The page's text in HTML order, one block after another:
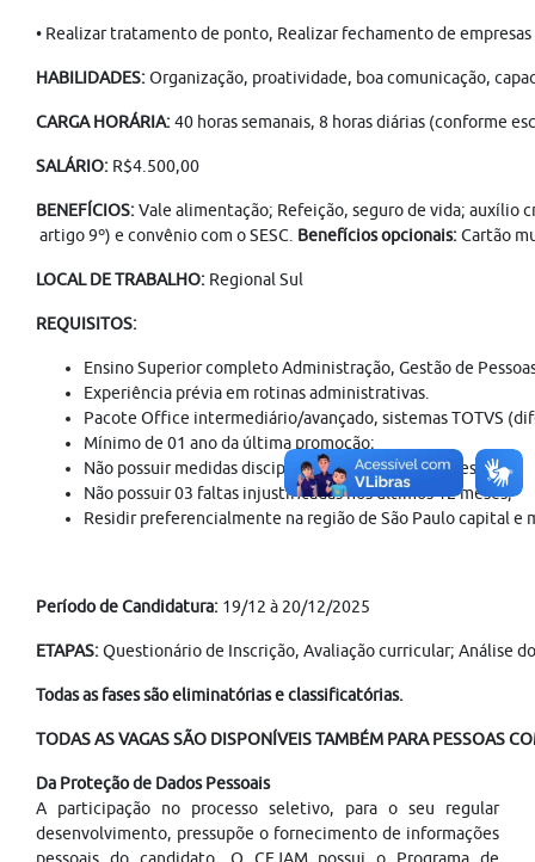
• Realizar tratamento de ponto, Realizar fechamento de
HABILIDADES:Organização, proatividade, boa comunicação,
CARGA HORÁRIA:40 horas semanais, 8 horas diárias (conforme
SALÁRIO: R$4.500,00
BENEFÍCIOS:Vale alimentação; Refeição, seguro de vida; auxílio
artigo 9º) e convênio com o SESC. Benefícios opcionais:Cartão
LOCAL DE TRABALHO: Regional Sul
REQUISITOS:
Ensino Superior completo Administração, Gestão de
Experiência prévia em rotinas administrativas.
Pacote Office intermediário/avançado, sistemas TOTVS
Mínimo de 01 ano da última promoção;
Não possuir medidas disciplinares nos último 12 meses;
Não possuir 03 faltas injustificadas nos últimos 12 meses;
Residir preferencialmente na região de São Paulo capital
Período de Candidatura: 19/12 à 20/12/2025
ETAPAS:Questionário de Inscrição, Avaliação curricular; Análise
Todas as fases são eliminatórias e classificatórias.
TODAS AS VAGAS SÃO DISPONÍVEIS TAMBÉM PARA PESSOAS
Da Proteção de Dados Pessoais
A participação no processo seletivo, para o seu regular
desenvolvimento, pressupõe o fornecimento de informações